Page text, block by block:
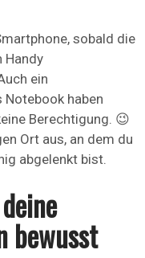
sobald die
Handy
ein
haben
Berechtigung. 😉
Ort aus, an dem du
abgelenkt bist.
bewusst